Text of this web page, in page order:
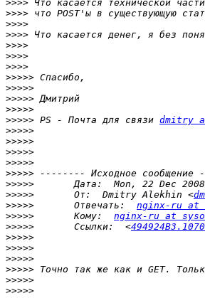
>>>>
>>>>
>>>>
>>>>
>>>>
>>>>
>>>>
>>>>>
>>>>>
>>>>>
>>>>>
>>>>> PS - Почта для связи dmitry
>>>>>
>>>>>
>>>>>
>>>>>
>>>>>
>>>>>
>>>>>
       От:  Dmitry Alekhin <
>>>>>
       Отвечать:
nginx-ru at
>>>>>
       Кому:
nginx-ru at
>>>>>
       Ссылки:  <
>>>>>
>>>>>
>>>>>
>>>>>
>>>>>
>>>>>